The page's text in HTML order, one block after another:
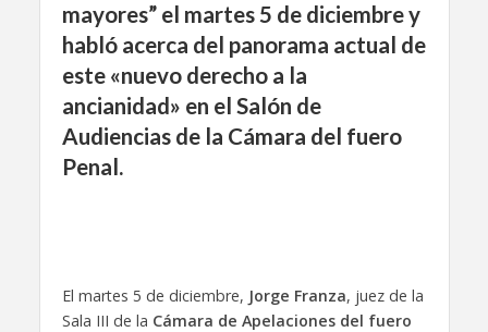
mayores” el martes 5 de diciembre y
habló acerca del panorama actual de
este «nuevo derecho a la
ancianidad» en el Salón de
Audiencias de la Cámara del fuero
Penal.
El martes 5 de diciembre, Jorge Franza, juez de la
Sala III de la Cámara de Apelaciones del fuero